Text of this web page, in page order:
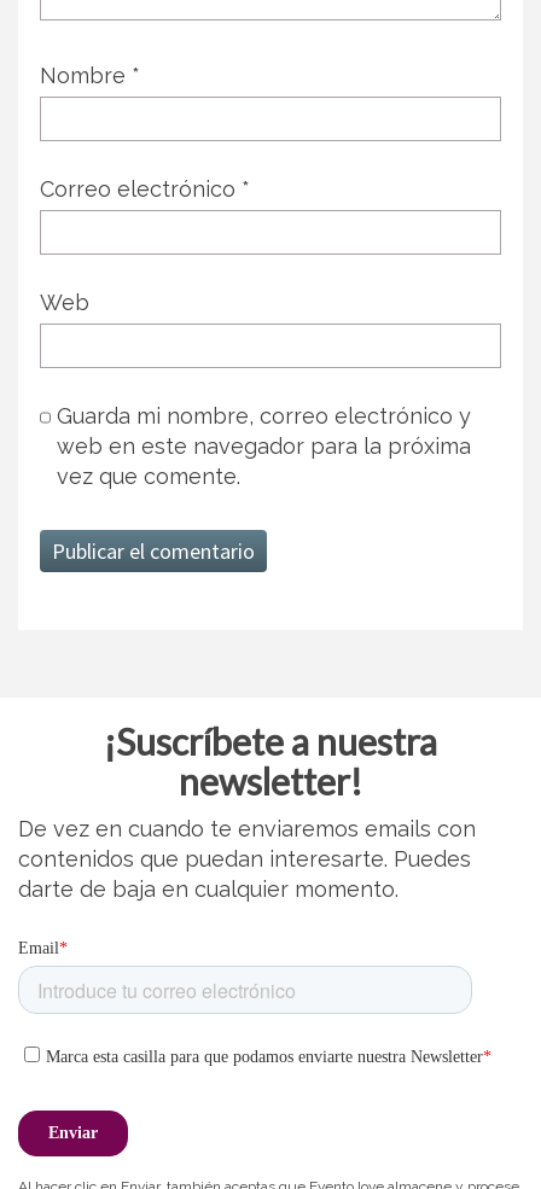
Nombre *
Correo electrónico *
Web
Guarda mi nombre, correo electrónico y
web en este navegador para la próxima
vez que comente.
¡Suscríbete a nuestra
newsletter!
De vez en cuando te enviaremos emails con
contenidos que puedan interesarte. Puedes
darte de baja en cualquier momento.